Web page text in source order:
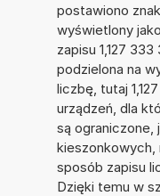
postawiono
wyświetlony
zapisu 1,127
podzielona na
liczbę, tutaj
urządzeń, dla
są ograniczone,
kieszonkowych,
sposób zapisu
Dzięki temu w